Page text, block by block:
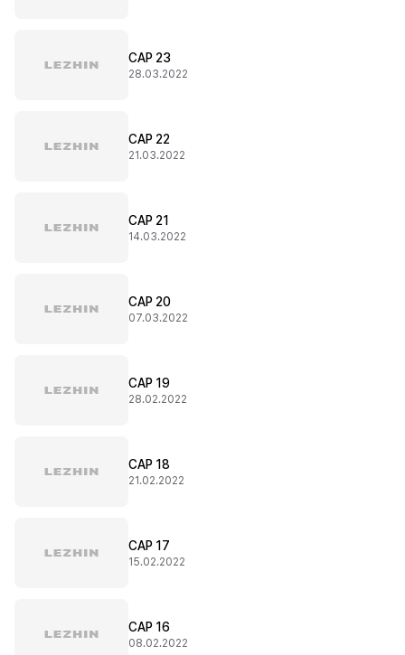
CAP 23
28.03.2022
CAP 22
21.03.2022
CAP 21
14.03.2022
CAP 20
07.03.2022
CAP 19
28.02.2022
CAP 18
21.02.2022
CAP 17
15.02.2022
CAP 16
08.02.2022